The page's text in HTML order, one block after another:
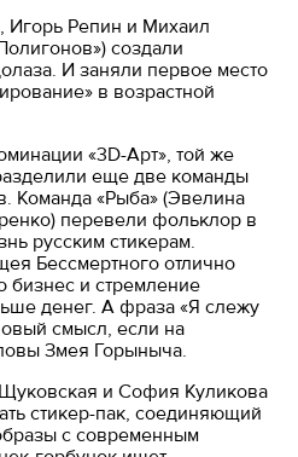
Игорь Репин и Михаил
создали
И заняли первое место
в возрастной
«3D-Арт», той же
еще две команды
Команда «Рыба» (Эвелина
перевели фольклор в
русским стикерам.
Бессмертного отлично
бизнес и стремление
денег. А фраза «Я слежу
смысл, если на
Змея Горыныча.
и София Куликова
стикер-пак, соединяющий
с современным